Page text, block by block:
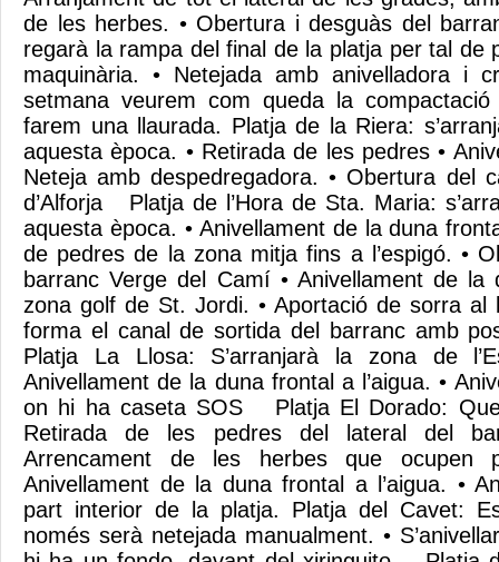
de les herbes. • Obertura i desguàs del
regarà la rampa del final de la platja per tal de
maquinària. • Netejada amb anivelladora i
setmana veurem com queda la
farem una llaurada. Platja de la Riera:
aquesta època. • Retirada de les pedres •
Neteja amb despedregadora. • Obertura del
d’Alforja Platja de l’Hora de Sta. Maria:
aquesta època. • Anivellament de la duna
de pedres de la zona mitja fins a l’espigó. •
barranc Verge del Camí • Anivellament de la
zona golf de St. Jordi. • Aportació de sorra al
forma el canal de sortida del barranc amb
Platja La Llosa: S’arranjarà la zona de
Anivellament de la duna frontal a l’aigua. •
on hi ha caseta SOS Platja El Dorado:
Retirada de les pedres del lateral del
Arrencament de les herbes que
Anivellament de la duna frontal a l’aigua. •
part interior de la platja. Platja del Cavet:
només serà netejada manualment. •